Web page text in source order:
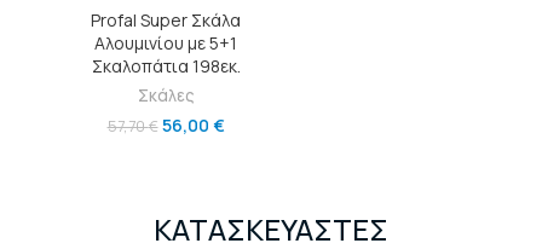
Profal Super Σκάλα
Αλουμινίου με 5+1
Σκαλοπάτια 198εκ.
Σκάλες
57,70€ 56,00 €
ΚΑΤΑΣΚΕΥΑΣΤΕΣ